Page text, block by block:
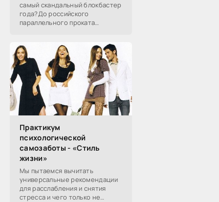
самый скандальный блокбастер
года?До российского
параллельного проката
заставившая весь мир спорить
об античности экранизации
Практикум
психологической
самозаботы - «Стиль
жизни»
Мы пытаемся вычитать
универсальные рекомендации
для расслабления и снятия
стресса и чего только не